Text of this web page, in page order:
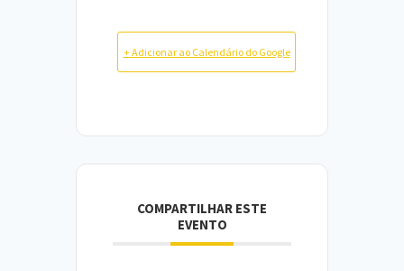
+ Adicionar ao Calendário do Google
COMPARTILHAR ESTE
EVENTO